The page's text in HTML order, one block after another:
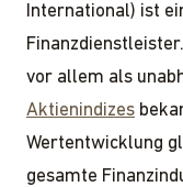
International) ist
vor allem als
Aktienindizes
Wertentwicklung
gesamte